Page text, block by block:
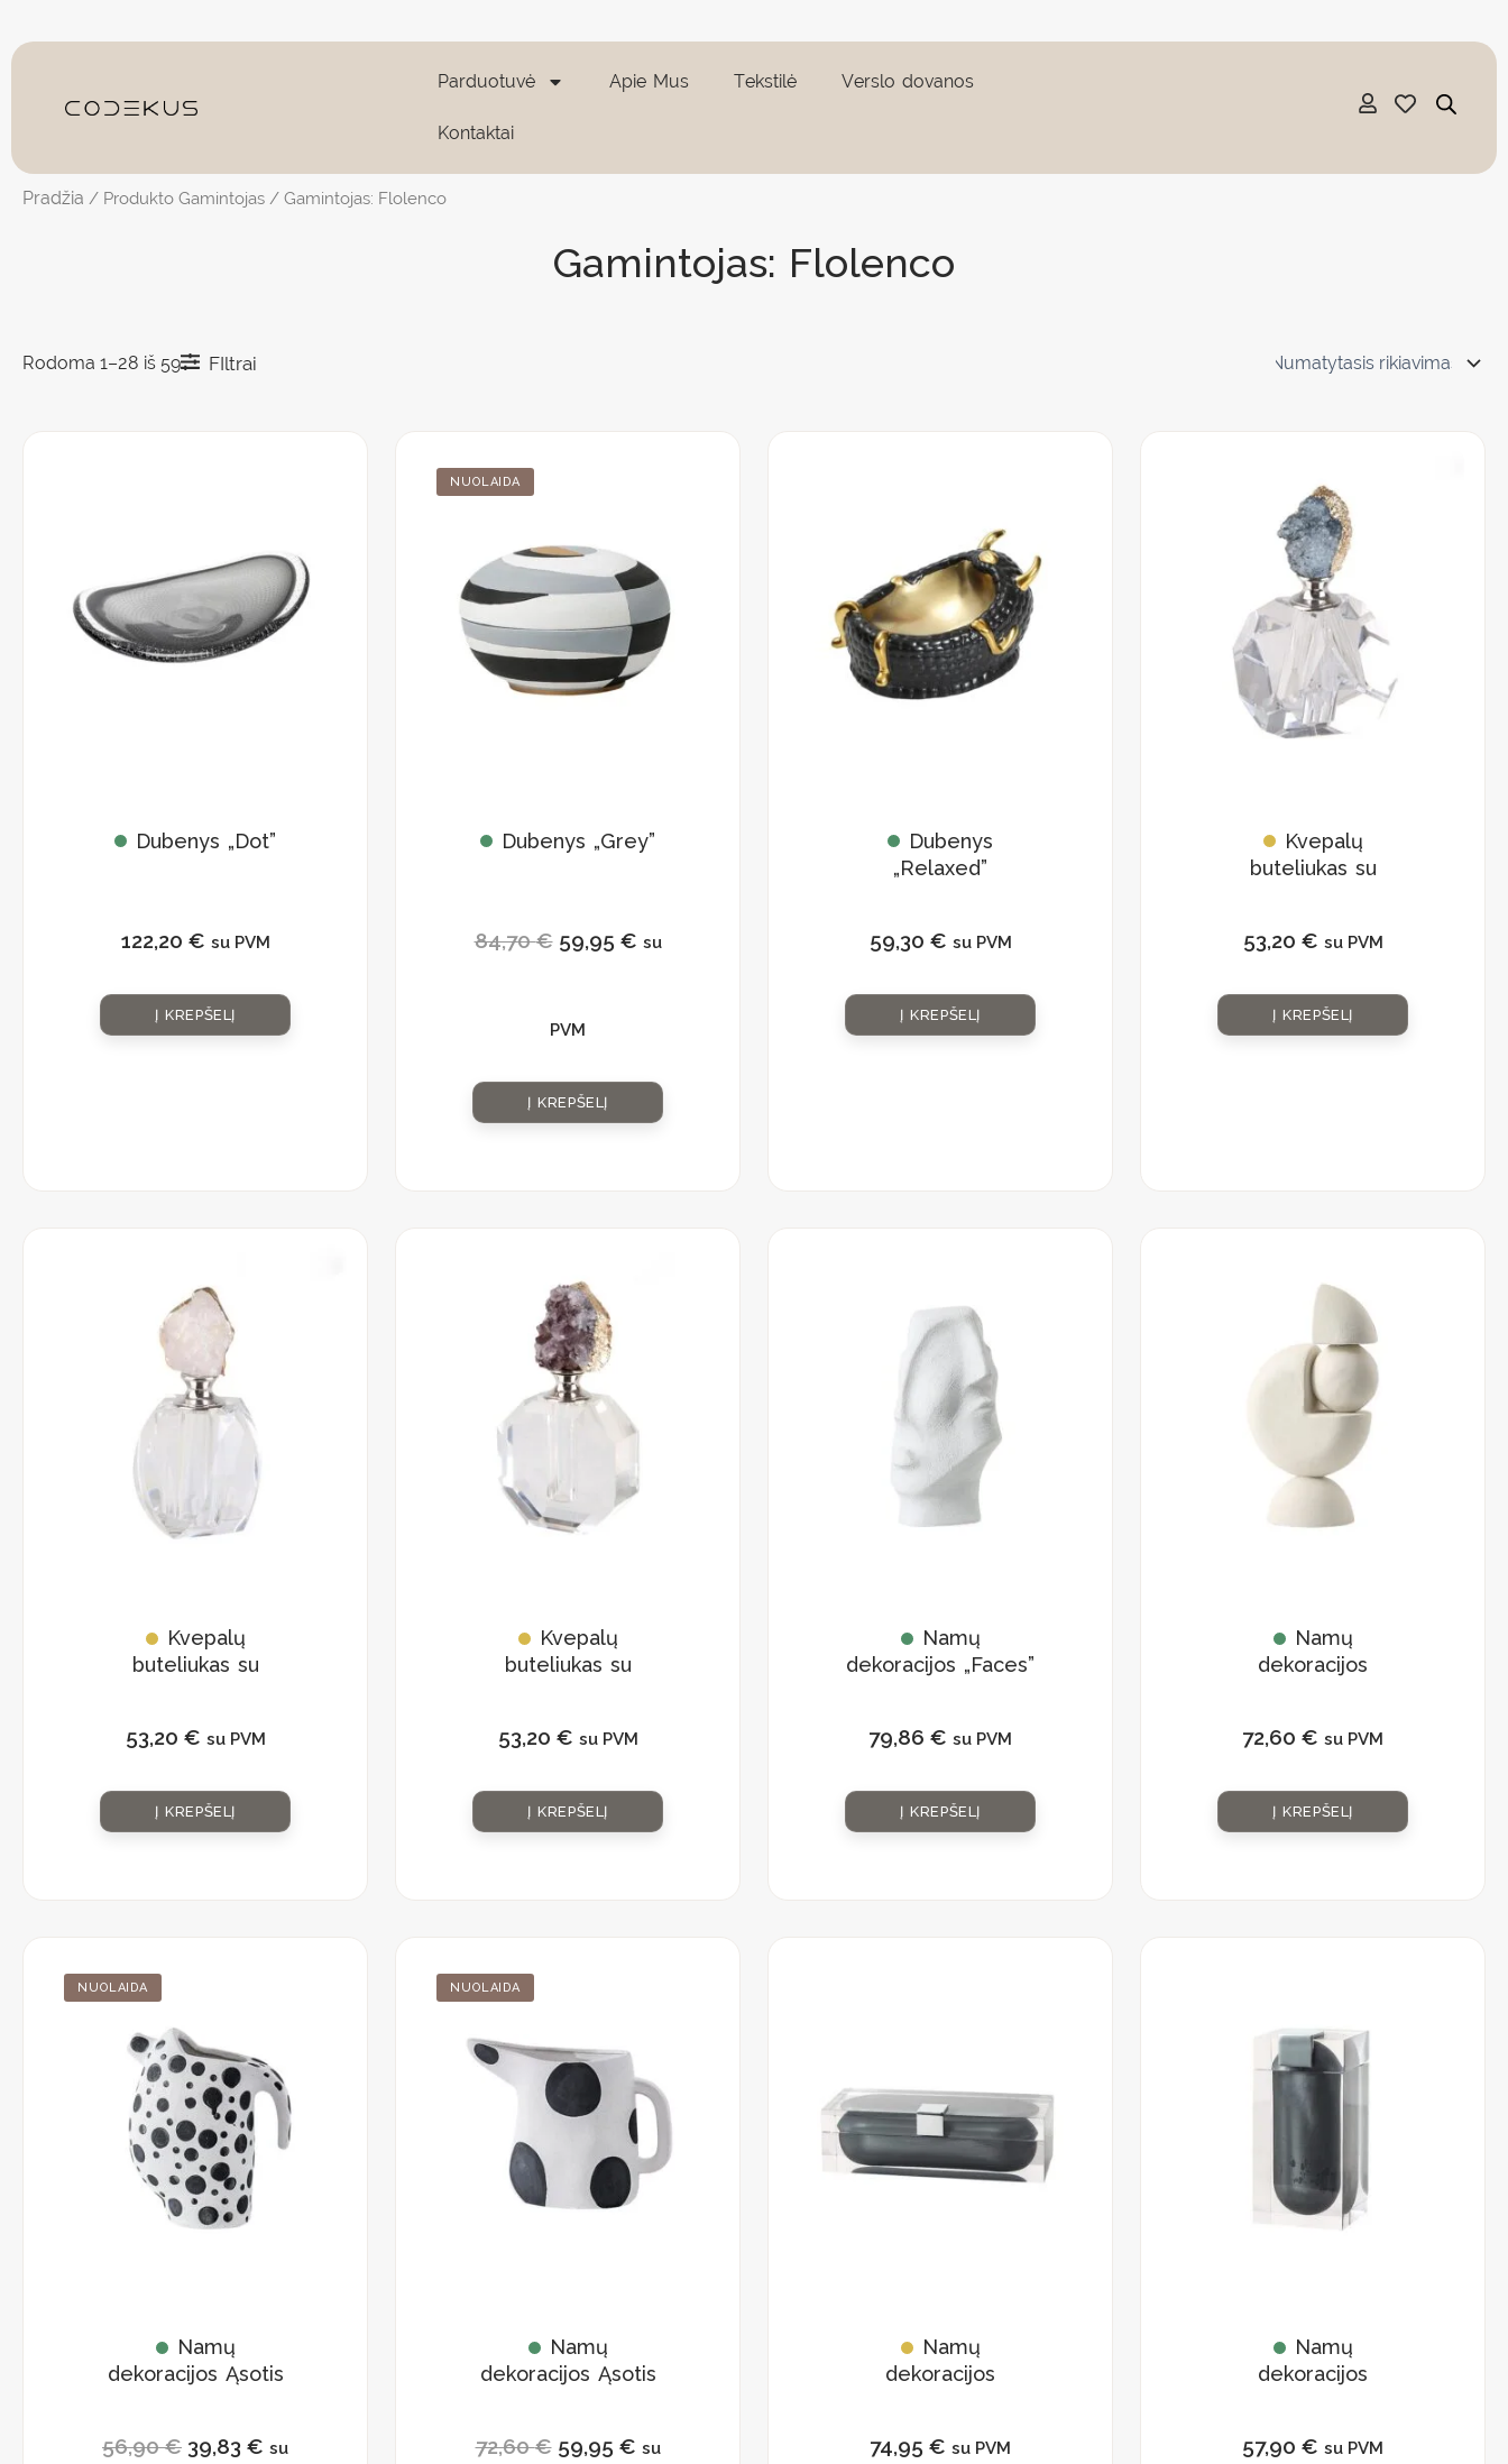
prie
Parduotuvė Apie Mus Tekstilė Verslo dovanos
Kontaktai
Pradžia / Produkto Gamintojas / Gamintojas: Flolenco
Gamintojas: Flolenco
Rodoma 1–28 iš 59 FIltrai
Dubenys „Dot”
122,20 € su PVM
Į KREPŠELĮ
NUOLAIDA
Dubenys „Grey”
84,70€
price
was:
59,95 €
price
is:
su
PVM
Į KREPŠELĮ
Dubenys
„Relaxed”
59,30 € su PVM
Į KREPŠELĮ
Kvepalų
buteliukas su
53,20 € su PVM
Į KREPŠELĮ
Kvepalų
buteliukas su
53,20 € su PVM
Į KREPŠELĮ
Kvepalų
buteliukas su
53,20 € su PVM
Į KREPŠELĮ
Namų
dekoracijos „Faces”
79,86 € su PVM
Į KREPŠELĮ
Namų
dekoracijos
72,60 € su PVM
Į KREPŠELĮ
NUOLAIDA
Namų
dekoracijos Ąsotis
56,90€
price
was:
56,90 €.
39,83 €
price
is:
su
NUOLAIDA
Namų
dekoracijos Ąsotis
72,60€
price
59,95 €
is:
su
Namų
dekoracijos
74,95 € su PVM
The
options
may
Namų
dekoracijos
57,90 € su PVM